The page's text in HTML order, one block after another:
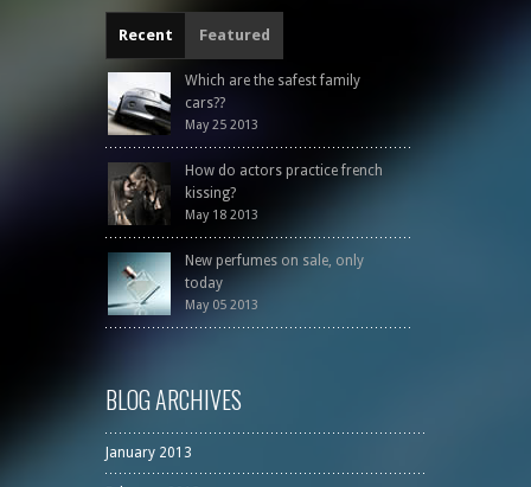
Recent Featured
Which are the safest family
cars??
May 25 2013
How do actors practice french
kissing?
May 18 2013
New perfumes on sale, only
today
May 05 2013
BLOG ARCHIVES
January 2013